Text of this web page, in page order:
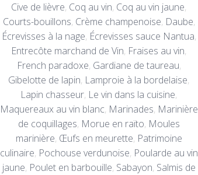
Cive de lièvre, Coq au vin, Coq au vin jaune,
Courts-bouillons, Crème champenoise, Daube,
Écrevisses à la nage, Écrevisses sauce Nantua,
Entrecôte marchand de Vin, Fraises au vin,
French paradoxe, Gardiane de taureau,
Gibelotte de lapin, Lamproie à la bordelaise,
Lapin chasseur, Le vin dans la cuisine,
Maquereaux au vin blanc, Marinades, Marinière
de coquillages, Morue en raïto, Moules
marinière, Œufs en meurette, Patrimoine
culinaire, Pochouse verdunoise, Poularde au vin
jaune, Poulet en barbouille, Sabayon, Salmis de